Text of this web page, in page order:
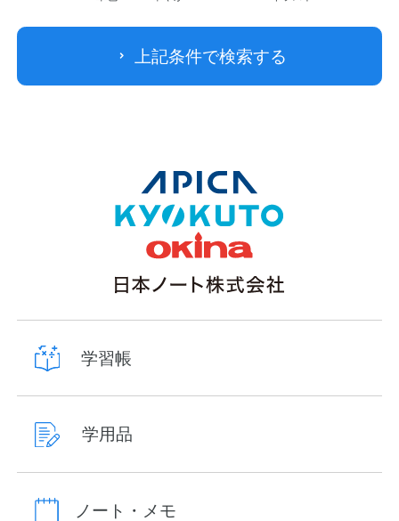
上記条件で検索する
学習帳
学用品
ノート・メモ